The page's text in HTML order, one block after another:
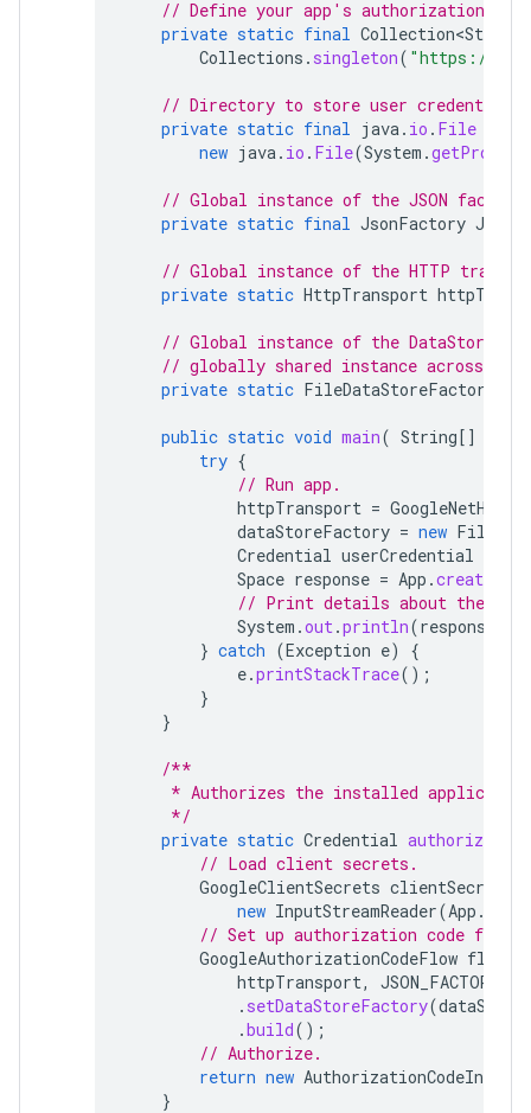
// Define your app's authorization
private static final Collection<String>
Collections . singleton( "https://
// Directory to store user credentials.
private static final java . io . File
new java . io . File(System .
// Global instance of the JSON
private static final JsonFactory
// Global instance of the HTTP
private static HttpTransport
// Global instance of the
// globally shared instance across
private static FileDataStoreFactory
public static void main( String[]
try {
// Run app.
httpTransport =
dataStoreFactory = new
Credential userCredential
Space response = App .
// Print details about the
System .out .println(response
} catch (Exception e)
{
e.printStackTrace();
}
}
/**
* Authorizes the installed
     */
private static Credential authorize
// Load client secrets.
GoogleClientSecrets clientSecrets
new InputStreamReader(App .
// Set up authorization code flow.
GoogleAuthorizationCodeFlow flow
httpTransport, JSON_FACTORY
. setDataStoreFactory(
.build();
// Authorize.
return new
}